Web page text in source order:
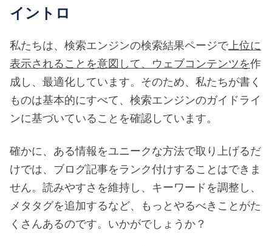
イントロ
私たちは、検索エンジンの検索結果ページで上位に
表示されることを意図して、ウェブコンテンツを作
成し、最適化しています。そのため、私たちが書く
ものは基本的にすべて、検索エンジンのガイドライ
ンに基づいていることを確認しています。
確かに、ある情報をユニークな方法で取り上げるだ
けでは、ブログ記事をランク付けすることはできま
せん。読みやすさを維持し、キーワードを調整し、
メタタグを追加するなど、もっとやるべきことがた
くさんあるのです。いかがでしょうか？